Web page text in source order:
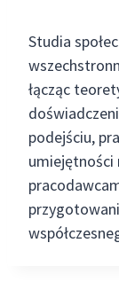
Studia
łącząc
podejściu,
umiejętności